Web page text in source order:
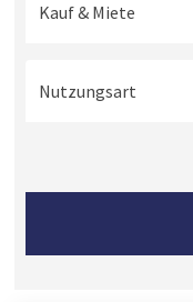
Kauf & Miete
Nutzungsart